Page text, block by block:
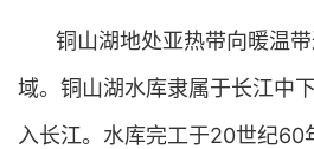
铜山湖地处亚热带向暖温
域。铜山湖水库隶属于长江中
入长江。水库完工于20世纪60